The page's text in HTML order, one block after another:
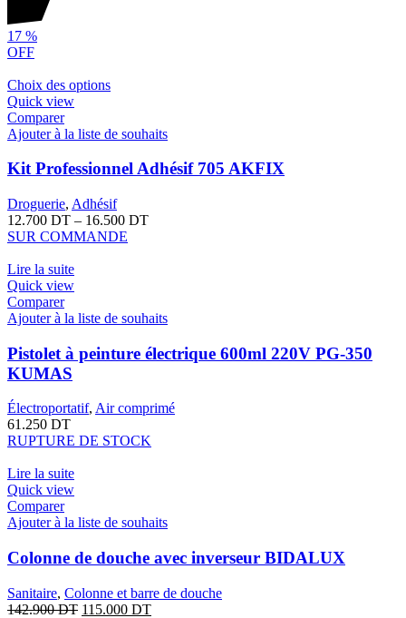
17 %
OFF
Choix des options
Quick view
Comparer
Ajouter à la liste de souhaits
Kit Professionnel Adhésif 705 AKFIX
Droguerie, Adhésif
12.700 DT – 16.500 DT
SUR COMMANDE
Lire la suite
Quick view
Comparer
Ajouter à la liste de souhaits
Pistolet à peinture électrique 600ml 220V PG-350
KUMAS
Électroportatif, Air comprimé
61.250 DT
RUPTURE DE STOCK
Lire la suite
Quick view
Comparer
Ajouter à la liste de souhaits
Colonne de douche avec inverseur BIDALUX
Sanitaire, Colonne et barre de douche
142.900DT 115.000 DT